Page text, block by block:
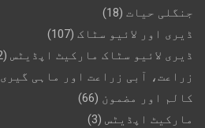
جنگلی حیات (18)
ڈیری اور لائیو سٹاک (107)
ڈیری لائیو سٹاک مارکیٹ اپڈیٹس (2)
زراعت، آبی زراعت اور ماہی گیری
کالم اور مضمون (66)
مارکیٹ اپڈیٹس (3)